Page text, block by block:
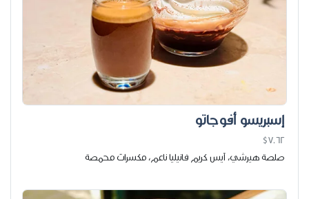
إسبريسو أفوجاتو
$7.62
صلصة هيرشي، آيس كريم فانيليا ناعم، مكسرات محمصة